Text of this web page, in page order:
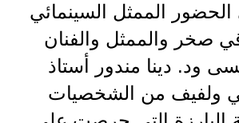
الممثل السينمائي
صخر والممثل والفنان
ود. دينا مندور أستاذ
ولفيف من الشخصيات